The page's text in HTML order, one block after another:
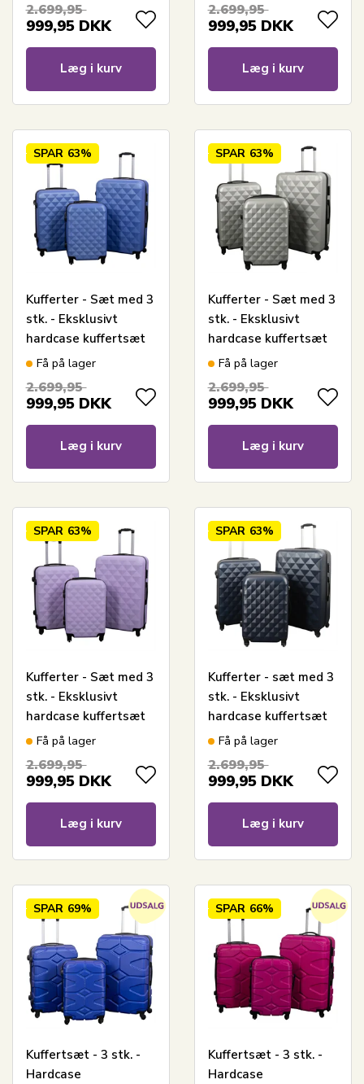
2.699,95
999,95 DKK
Læg i kurv
2.699,95
999,95 DKK
Læg i kurv
SPAR 63%
Kufferter - Sæt med 3
stk. - Eksklusivt
hardcase kuffertsæt
tilbud - Diamant blå
Få på lager
2.699,95
999,95 DKK
Læg i kurv
SPAR 63%
Kufferter - Sæt med 3
stk. - Eksklusivt
hardcase kuffertsæt
tilbud - Diamant grå
Få på lager
2.699,95
999,95 DKK
Læg i kurv
SPAR 63%
Kufferter - Sæt med 3
stk. - Eksklusivt
hardcase kuffertsæt
tilbud - Diamant lilla
Få på lager
2.699,95
999,95 DKK
Læg i kurv
SPAR 63%
Kufferter - sæt med 3
stk. - Eksklusivt
hardcase kuffertsæt
udsalg - Diamant
Få på lager
2.699,95
999,95 DKK
Læg i kurv
SPAR 69%
Kuffertsæt - 3 stk. -
Hardcase
SPAR 66%
Kuffertsæt - 3 stk. -
Hardcase